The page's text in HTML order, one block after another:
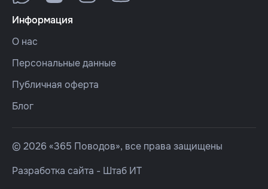
Информация
О нас
Персональные данные
Публичная оферта
Блог
© 2026 «365 Поводов», все права защищены
Разработка сайта - Штаб ИТ